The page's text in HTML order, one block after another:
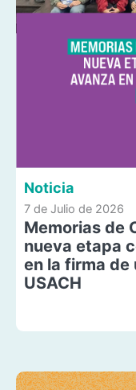
Noticia
7 de Julio de 2026
Memorias de
nueva etapa
en la firma de
USACH